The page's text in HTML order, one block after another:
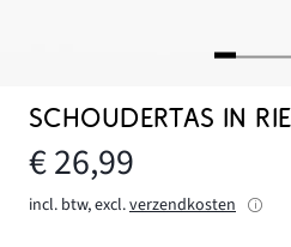
SCHOUDERTAS IN
€ 26,99
incl. btw, excl.verzendkosten